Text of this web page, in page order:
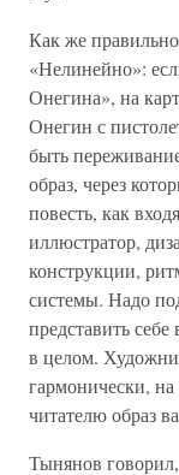
Как же правильно
«Нелинейно»:
Онегина», на
Онегин с
быть
образ, через
повесть, как
иллюстратор,
конструкции,
системы. Надо
представить
в целом.
гармонически,
читателю образ
Тынянов